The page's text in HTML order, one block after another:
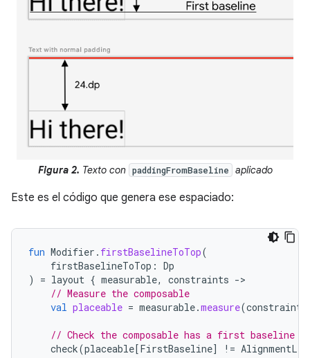
Figura 2. Texto con paddingFromBaseline aplicado
Este es el código que genera ese espaciado:
fun Modifier . firstBaselineToTop(
firstBaselineToTop : Dp
)
= layout { measurable, constraints -
// Measure the composable
val placeable = measurable.measure(constraints
// Check the composable has a first baseline
check(placeable[FirstBaseline] !=